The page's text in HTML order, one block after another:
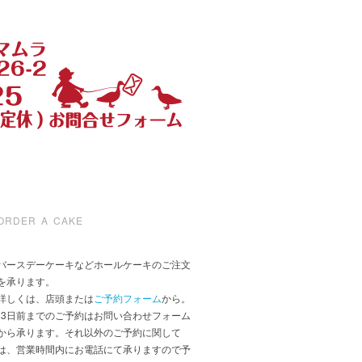
A CAKE
ースデーケーキなどホールケーキのご注文
承ります。
しくは、店頭またはご予約フォームから。
日前までのご予約はお問い合わせフォーム
ら承ります。それ以外のご予約に関して
、営業時間内にお電話にて承りますので予